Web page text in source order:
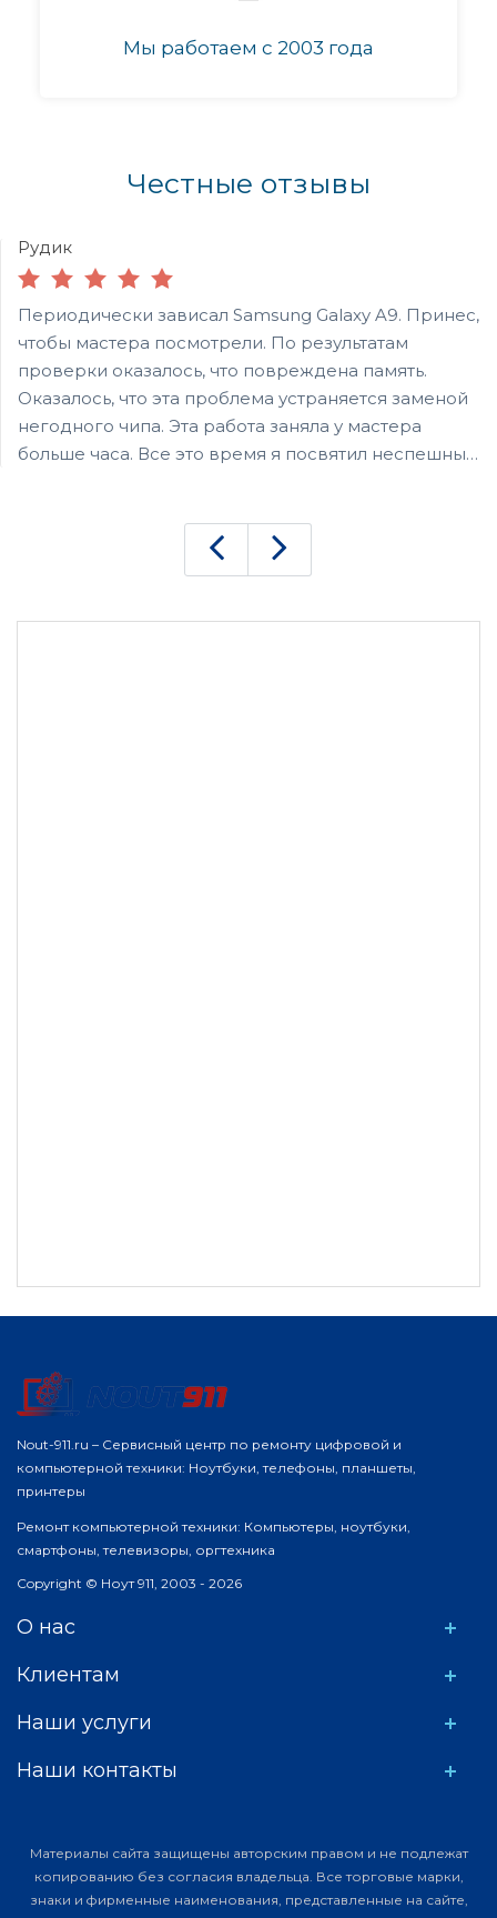
Мы работаем с 2003 года
Честные отзывы
Рудик
Периодически зависал Samsung Galaxy A9. Принес,
чтобы мастера посмотрели. По результатам
проверки оказалось, что повреждена память.
Оказалось, что эта проблема устраняется заменой
негодного чипа. Эта работа заняла у мастера
больше часа. Все это время я посвятил неспешным
Nout-911.ru – Сервисный центр по ремонту цифровой и
компьютерной техники: Ноутбуки, телефоны, планшеты,
принтеры
Ремонт компьютерной техники: Компьютеры, ноутбуки,
смартфоны, телевизоры, оргтехника
Copyright © Ноут 911, 2003 - 2026
О нас
Клиентам
Наши услуги
Наши контакты
Материалы сайта защищены авторским правом и не подлежат
копированию без согласия владельца. Все торговые марки,
знаки и фирменные наименования, представленные на сайте,